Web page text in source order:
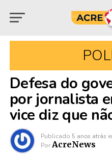
Defesa do
por jornalista
vice diz que
Publicado 5 anos atrás
Por AcreNews